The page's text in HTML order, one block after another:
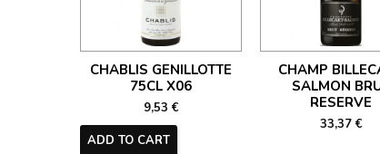
CHABLIS GENILLOTTE
75CL X06
9,53 €
ADD TO CART
CHAMP
SALMON
RESERVE
33,37 €